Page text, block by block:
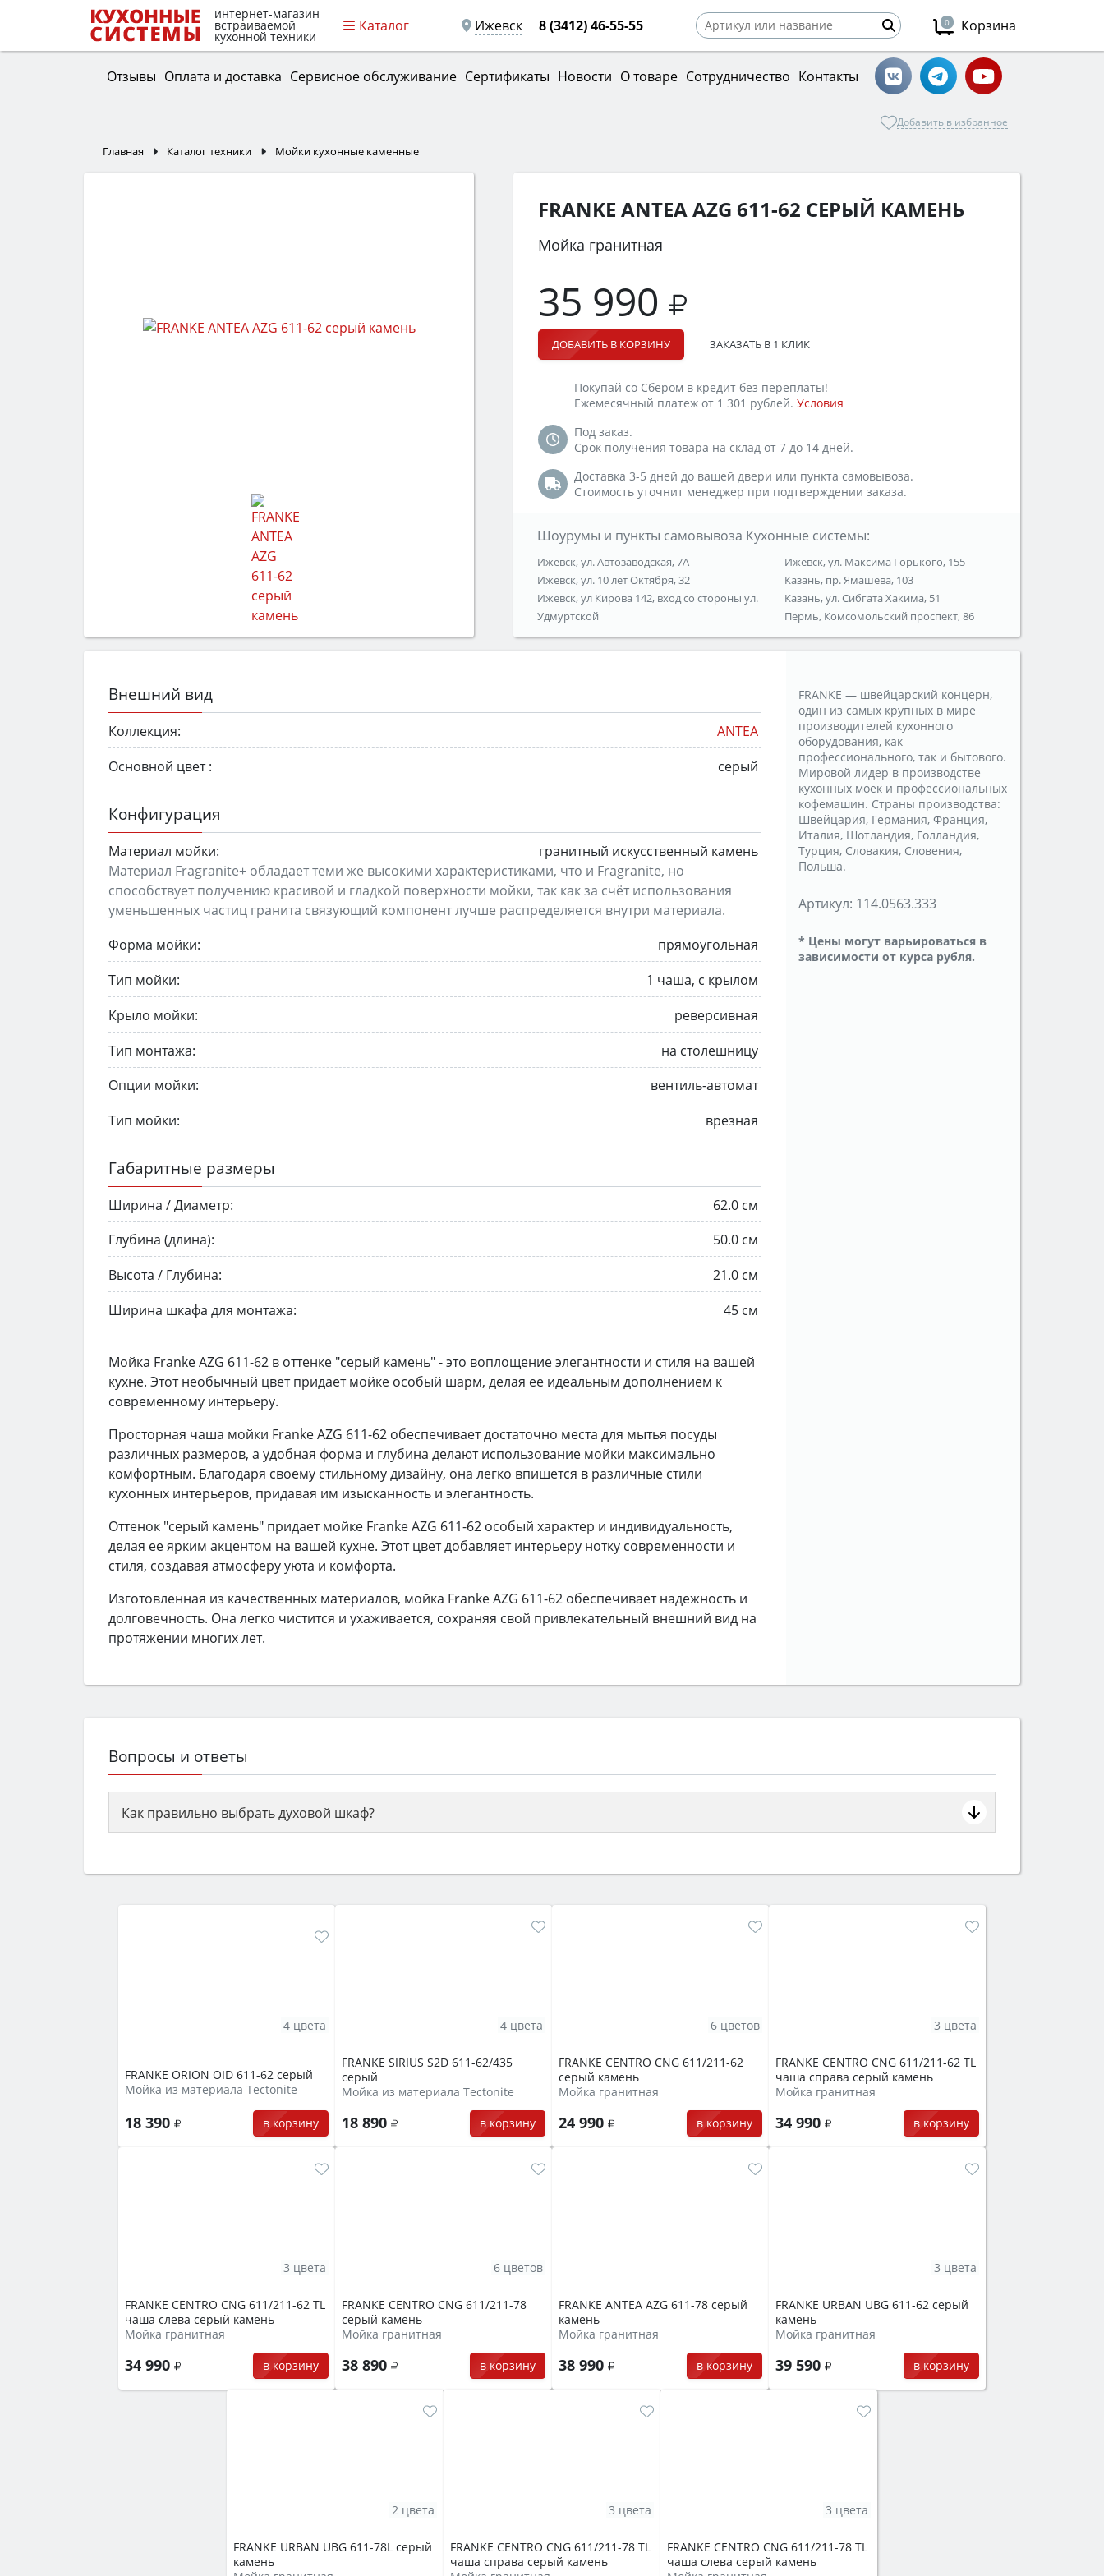
интернет-магазин
встраиваемой
кухонной техники
Каталог Ижевск 8 (3412) 46-55-55 0 Корзина
Отзывы Оплата и доставка Сервисное обслуживание Сертификаты Новости О товаре Сотрудничество Контакты
Добавить в избранное
Главная Каталог техники Мойки кухонные каменные
FRANKE ANTEA AZG 611-62 СЕРЫЙ КАМЕНЬ
Мойка гранитная
35 990
ДОБАВИТЬ В КОРЗИНУ ЗАКАЗАТЬ В 1 КЛИК
Покупай со Сбером в кредит без переплаты!
Ежемесячный платеж от 1 301 рублей. Условия
Под заказ.
Срок получения товара на склад от 7 до 14 дней.
Доставка 3-5 дней до вашей двери или пункта самовывоза.
Стоимость уточнит менеджер при подтверждении заказа.
Шоурумы и пункты самовывоза Кухонные системы:
Ижевск, ул. Автозаводская, 7А
Ижевск, ул. 10 лет Октября, 32
Ижевск, ул Кирова 142, вход со стороны ул.
Удмуртской
Ижевск, ул. Максима Горького, 155
Казань, пр. Ямашева, 103
Казань, ул. Сибгата Хакима, 51
Пермь, Комсомольский проспект, 86
Внешний вид
Коллекция:
ANTEA
Основной цвет :
серый
Конфигурация
Материал мойки:
гранитный искусственный камень
Материал Fragranite+ обладает теми же высокими характеристиками, что и Fragranite, но
способствует получению красивой и гладкой поверхности мойки, так как за счёт использования
уменьшенных частиц гранита связующий компонент лучше распределяется внутри материала.
Форма мойки:
прямоугольная
Тип мойки:
1 чаша, с крылом
Крыло мойки:
реверсивная
Тип монтажа:
на столешницу
Опции мойки:
вентиль-автомат
Тип мойки:
врезная
Габаритные размеры
Ширина / Диаметр:
62.0 см
Глубина (длина):
50.0 см
Высота / Глубина:
21.0 см
Ширина шкафа для монтажа:
45 см
Мойка Franke AZG 611-62 в оттенке "серый камень" - это воплощение элегантности и стиля на вашей
кухне. Этот необычный цвет придает мойке особый шарм, делая ее идеальным дополнением к
современному интерьеру.
Просторная чаша мойки Franke AZG 611-62 обеспечивает достаточно места для мытья посуды
различных размеров, а удобная форма и глубина делают использование мойки максимально
комфортным. Благодаря своему стильному дизайну, она легко впишется в различные стили
кухонных интерьеров, придавая им изысканность и элегантность.
Оттенок "серый камень" придает мойке Franke AZG 611-62 особый характер и индивидуальность,
делая ее ярким акцентом на вашей кухне. Этот цвет добавляет интерьеру нотку современности и
стиля, создавая атмосферу уюта и комфорта.
Изготовленная из качественных материалов, мойка Franke AZG 611-62 обеспечивает надежность и
долговечность. Она легко чистится и ухаживается, сохраняя свой привлекательный внешний вид на
протяжении многих лет.
FRANKE — швейцарский концерн,
один из самых крупных в мире
производителей кухонного
оборудования, как
профессионального, так и бытового.
Мировой лидер в производстве
кухонных моек и профессиональных
кофемашин. Страны производства:
Швейцария, Германия, Франция,
Италия, Шотландия, Голландия,
Турция, Словакия, Словения,
Польша.
Артикул: 114.0563.333
* Цены могут варьироваться в
зависимости от курса рубля.
Вопросы и ответы
Как правильно выбрать духовой шкаф?
семьи, класс энергопотребления не ниже A и нужные функции (конвекция, гриль, самоочистка, защита от детей).
FRANKE ORION OID 611-62 серый
Мойка из материала Tectonite
18 390 в корзину
4 цвета
FRANKE SIRIUS S2D 611-62/435
серый
Мойка из материала Tectonite
18 890 в корзину
4 цвета
FRANKE CENTRO CNG 611/211-62
серый камень
Мойка гранитная
24 990 в корзину
6 цветов
FRANKE CENTRO CNG 611/211-62 TL
чаша справа серый камень
Мойка гранитная
34 990 в корзину
3 цвета
FRANKE CENTRO CNG 611/211-62 TL
чаша слева серый камень
Мойка гранитная
34 990 в корзину
3 цвета
FRANKE CENTRO CNG 611/211-78
серый камень
Мойка гранитная
38 890 в корзину
6 цветов
FRANKE ANTEA AZG 611-78 серый
камень
Мойка гранитная
38 990 в корзину
FRANKE URBAN UBG 611-62 серый
камень
Мойка гранитная
39 590 в корзину
3 цвета
FRANKE URBAN UBG 611-78L серый
камень
2 цвета
FRANKE CENTRO CNG 611/211-78 TL
чаша справа серый камень
3 цвета
FRANKE CENTRO CNG 611/211-78 TL
чаша слева серый камень
3 цвета